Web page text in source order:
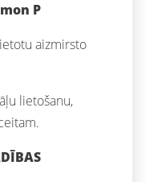
P
aizmirsto
lietošanu,